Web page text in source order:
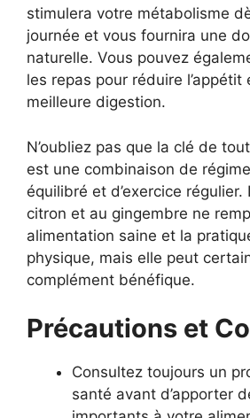
stimulera votre métabolisme
journée et vous fournira une
naturelle. Vous pouvez
les repas pour réduire l’appétit
meilleure digestion.
N’oubliez pas que la clé de
est une combinaison de
équilibré et d’exercice
citron et au gingembre ne
alimentation saine et la
physique, mais elle peut
complément bénéfique.
Précautions et
Consultez toujours un
santé avant d’apporter